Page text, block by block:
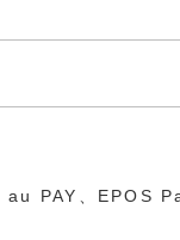
au PAY、EPOS